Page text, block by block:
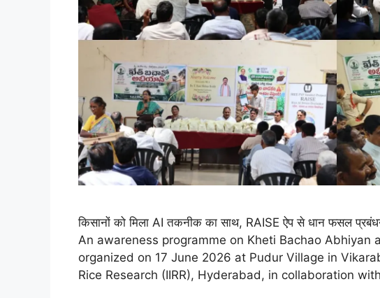
किसानों को मिला AI तकनीक का साथ, RAISE ऐप से धान फसल
An awareness programme on Kheti Bachao Abhiyan
organized on 17 June 2026 at Pudur Village in
Rice Research (IIRR), Hyderabad, in collaboration